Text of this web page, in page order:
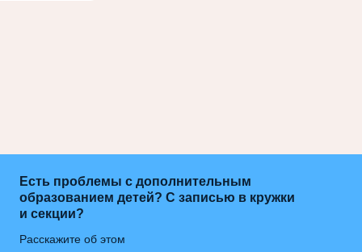
Есть проблемы с дополнительным
образованием детей? С записью в кружки
и секции?
Расскажите об этом